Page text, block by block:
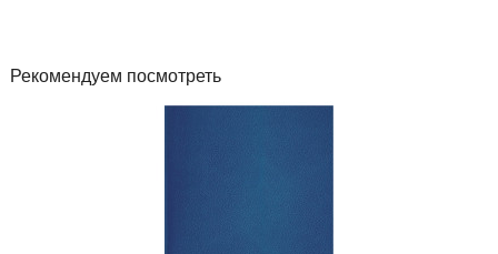
Рекомендуем посмотреть